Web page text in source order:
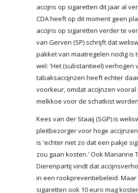
accijns op sigaretten dit jaar al
CDA heeft op dit moment geen
accijns op sigaretten verder te
van Gerven (SP) schrijft dat
pakket van maatregelen nodig is
wel: 'Het (substantieel) verhogen
tabaksaccijnzen heeft echter
voorkeur, omdat accijnzen vooral
melkkoe voor de schatkist
Kees van der Staaij (SGP) is
pleitbezorger voor hoge
is 'echter niet zo dat een pakje
zou gaan kosten.' Ook Marianne
Dierenpartij vindt dat
in een rookpreventiebeleid.
sigaretten ook 10 euro mag